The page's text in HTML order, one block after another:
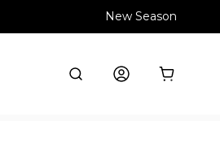
New Season